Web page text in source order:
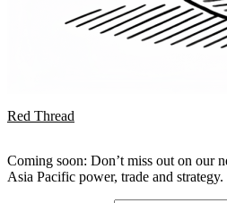
Red Thread
Coming soon: Don’t miss out on our
Asia Pacific power, trade and strategy.